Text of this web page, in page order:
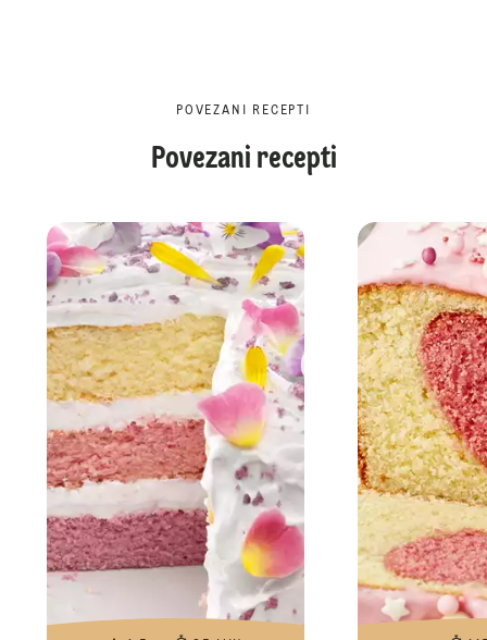
POVEZANI RECEPTI
Povezani recepti